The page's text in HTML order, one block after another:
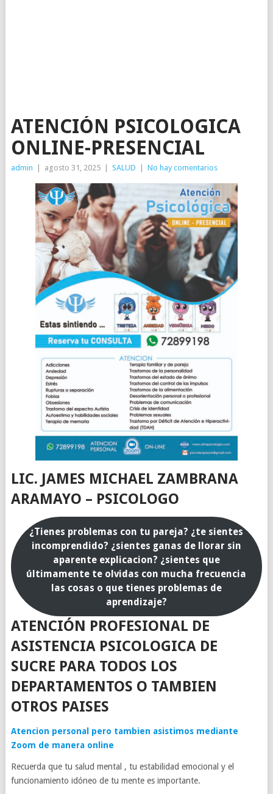
ATENCIÓN PSICOLOGICA
ONLINE-PRESENCIAL
admin agosto 31, 2025 SALUD No hay comentarios
LIC. JAMES MICHAEL ZAMBRANA
ARAMAYO – PSICOLOGO
¿Tienes problemas con tu pareja? ¿te sientes
incomprendido? ¿sientes ganas de llorar sin
aparente explicacion? ¿sientes que
últimamente te olvidas con mucha frecuencia
las cosas o que tienes problemas de
aprendizaje?
ATENCIÓN PROFESIONAL DE
ASISTENCIA PSICOLOGICA DE
SUCRE PARA TODOS LOS
DEPARTAMENTOS O TAMBIEN
OTROS PAISES
Atencion personal pero tambien asistimos mediante
Zoom de manera online
Recuerda que tu salud mental , tu estabilidad emocional y el
funcionamiento idóneo de tu mente es importante.